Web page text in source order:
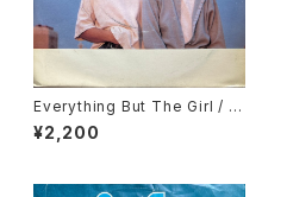
Everything But The Girl / T
hese Early Days
¥2,200